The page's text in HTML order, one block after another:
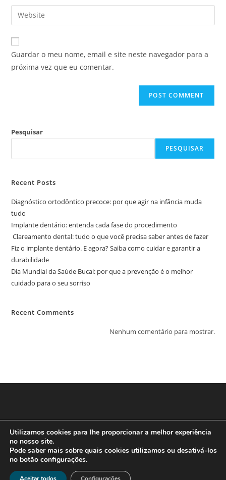
comment
email
address
comment
Enter
your
website
URL
Guardar o meu nome, email e site neste navegador para a
próxima vez que eu comentar.
Pesquisar
PESQUISAR
Recent Posts
Diagnóstico ortodôntico precoce: por que agir na infância muda
tudo
Implante dentário: entenda cada fase do procedimento
Clareamento dental: tudo o que você precisa saber antes de fazer
Fiz o implante dentário. E agora? Saiba como cuidar e garantir a
durabilidade
Dia Mundial da Saúde Bucal: por que a prevenção é o melhor
cuidado para o seu sorriso
Recent Comments
Nenhum comentário para mostrar.
Utilizamos cookies para lhe proporcionar a melhor experiência
no nosso site.
Pode saber mais sobre quais cookies utilizamos ou desativá-los
no botão configurações.